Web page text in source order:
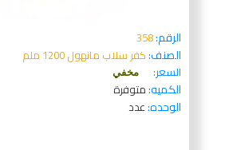
الرقم:358
الصنف:كفر سلاب مانهول 1200 ملم
السعر:
مخفي
الكميه:متوفرة
الوحده:عدد